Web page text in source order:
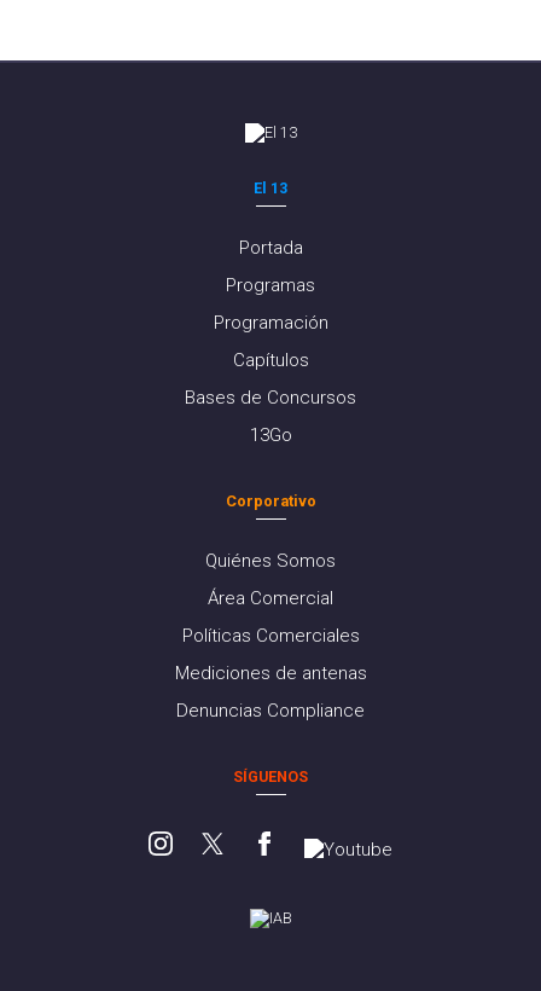
El 13
Portada
Programas
Programación
Capítulos
Bases de Concursos
13Go
Corporativo
Quiénes Somos
Área Comercial
Políticas Comerciales
Mediciones de antenas
Denuncias Compliance
SÍGUENOS